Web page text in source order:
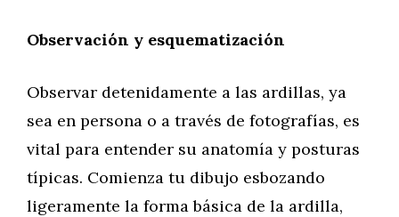
Observación y esquematización
Observar detenidamente a las ardillas, ya
sea en persona o a través de fotografías, es
vital para entender su anatomía y posturas
típicas. Comienza tu dibujo esbozando
ligeramente la forma básica de la ardilla,